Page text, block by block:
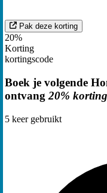
Pak deze korting
20%
Korting
kortingscode
Boek je volgende
ontvang 20% korting
5 keer gebruikt